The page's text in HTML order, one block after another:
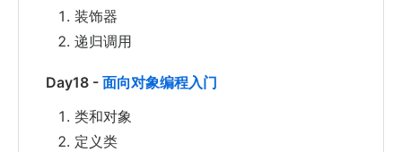
装饰器
递归调用
Day18 - 面向对象编程入门
类和对象
定义类